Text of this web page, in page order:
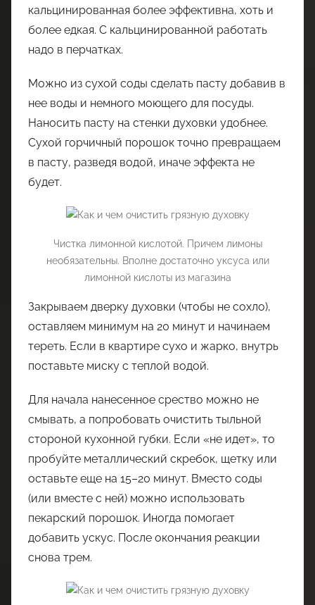
кальцинированная более эффективна, хоть и
более едкая. С кальцинированной работать
надо в перчатках.
Можно из сухой соды сделать пасту добавив в
нее воды и немного моющего для посуды.
Наносить пасту на стенки духовки удобнее.
Сухой горчичный порошок точно превращаем
в пасту, разведя водой, иначе эффекта не
будет.
Чистка лимонной кислотой. Причем лимоны
необязательны. Вполне достаточно уксуса или
лимонной кислоты из магазина
Закрываем дверку духовки (чтобы не сохло),
оставляем минимум на 20 минут и начинаем
тереть. Если в квартире сухо и жарко, внутрь
поставьте миску с теплой водой.
Для начала нанесенное срество можно не
смывать, а попробовать очистить тыльной
стороной кухонной губки. Если «не идет», то
пробуйте металлический скребок, щетку или
оставьте еще на 15–20 минут. Вместо соды
(или вместе с ней) можно использовать
пекарский порошок. Иногда помогает
добавить ускус. После окончания реакции
снова трем.